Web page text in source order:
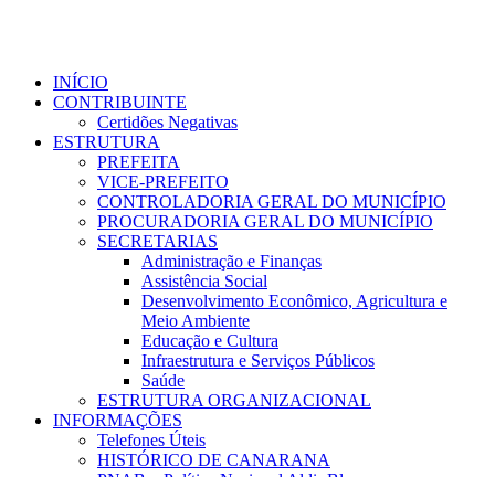
INÍCIO
CONTRIBUINTE
Certidões Negativas
ESTRUTURA
PREFEITA
VICE-PREFEITO
CONTROLADORIA GERAL DO MUNICÍPIO
PROCURADORIA GERAL DO MUNICÍPIO
SECRETARIAS
Administração e Finanças
Assistência Social
Desenvolvimento Econômico, Agricultura e
Meio Ambiente
Educação e Cultura
Infraestrutura e Serviços Públicos
Saúde
ESTRUTURA ORGANIZACIONAL
INFORMAÇÕES
Telefones Úteis
HISTÓRICO DE CANARANA